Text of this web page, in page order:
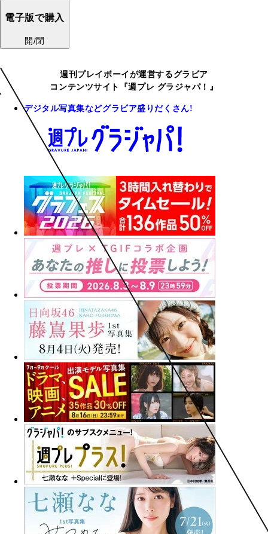
電子版で購入
開/閉
週刊プレイボーイが運営するグラビア
コンテンツサイト『週プレ グラジャパ！』
デジタル写真集などグラビア盛りだくさん!